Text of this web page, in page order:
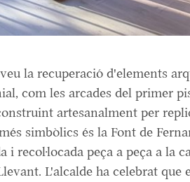
la recuperació d'elements
com les arcades del primer
artesanalment per
simbòlics és la Font de
i recol·locada peça a peça a la
L'alcalde ha celebrat